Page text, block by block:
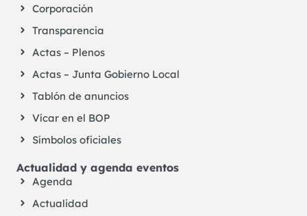
Corporación
Transparencia
Actas – Plenos
Actas – Junta Gobierno Local
Tablón de anuncios
Vícar en el BOP
Símbolos oficiales
Actualidad y agenda eventos
Agenda
Actualidad